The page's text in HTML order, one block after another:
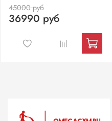
45000 руб
36990 руб